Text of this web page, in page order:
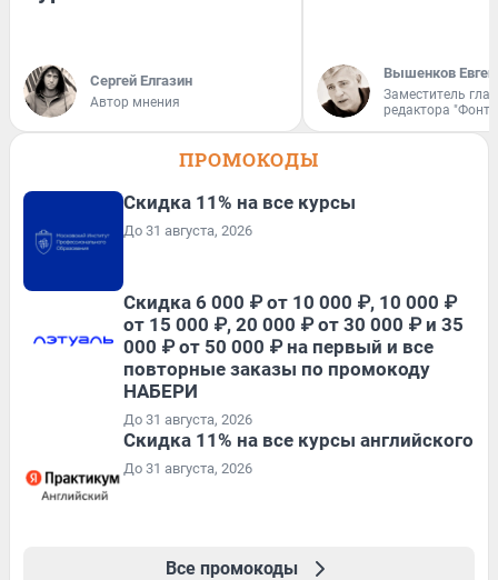
Сергей Елгазин
Автор мнения
Вышенков
Заместитель
редактора
ПРОМОКОДЫ
Скидка 11% на все курсы
До 31 августа, 2026
Скидка 6 000 ₽ от 10 000 ₽, 10 000 ₽
от 15 000 ₽, 20 000 ₽ от 30 000 ₽ и 35
000 ₽ от 50 000 ₽ на первый и все
повторные заказы по промокоду
НАБЕРИ
До 31 августа, 2026
Скидка 11% на все курсы английского
До 31 августа, 2026
Все промокоды